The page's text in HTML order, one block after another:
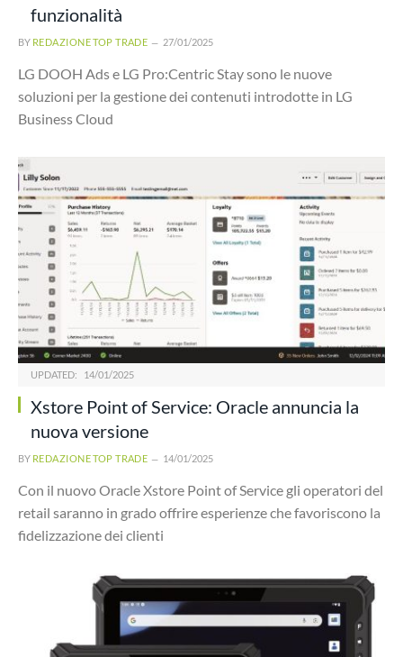
funzionalità
BY REDAZIONE TOP TRADE 27/01/2025
LG DOOH Ads e LG Pro:Centric Stay sono le nuove
soluzioni per la gestione dei contenuti introdotte in LG
Business Cloud
UPDATED: 14/01/2025
Xstore Point of Service: Oracle annuncia la
nuova versione
BY REDAZIONE TOP TRADE 14/01/2025
Con il nuovo Oracle Xstore Point of Service gli operatori del
retail saranno in grado offrire esperienze che favoriscono la
fidelizzazione dei clienti